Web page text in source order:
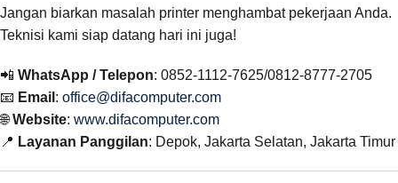
Jangan biarkan masalah printer menghambat pekerjaan Anda.
Teknisi kami siap datang hari ini juga!
📲 WhatsApp / Telepon: 0852-1112-7625/0812-8777-2705
📧 Email : office@difacomputer.com
🌐Website: www.difacomputer.com
📍 Layanan Panggilan: Depok, Jakarta Selatan, Jakarta Timur